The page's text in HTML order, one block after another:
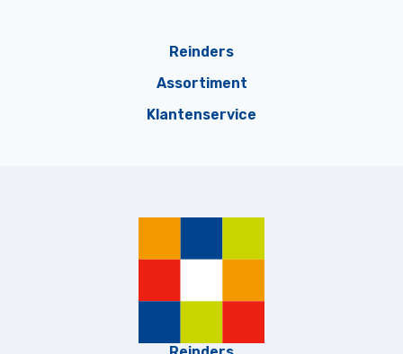
Reinders
Assortiment
Klantenservice